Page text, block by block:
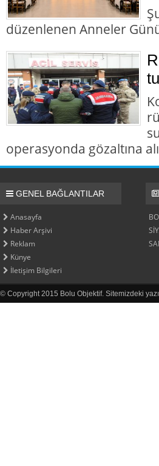
düzenlenen Anneler
operasyonda gözaltına
GENEL BAĞLANTILAR
Anasayfa
Haber Arşivi
Reklam
Künye
İletişim Bilgileri
© Copyright 2015 Bolu Objektif. Sitemizdeki